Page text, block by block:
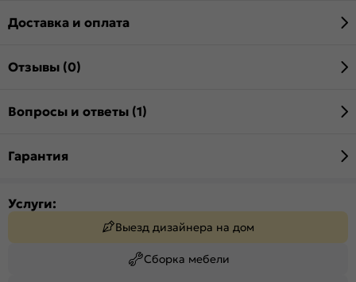
Доставка и оплата
Отзывы (0)
Вопросы и ответы (1)
Гарантия
Услуги:
Выезд дизайнера на дом
Сборка мебели